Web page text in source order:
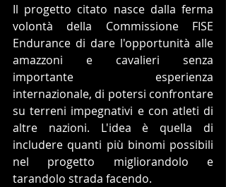
Il progetto citato nasce dalla ferma
volontà della Commissione FISE
Endurance di dare l'opportunità alle
amazzoni e cavalieri senza
importante esperienza
internazionale, di potersi confrontare
su terreni impegnativi e con atleti di
altre nazioni. L'idea è quella di
includere quanti più binomi possibili
nel progetto migliorandolo e
tarandolo strada facendo.